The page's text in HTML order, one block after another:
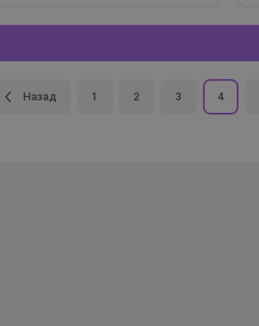
Назад 1 2 3 4